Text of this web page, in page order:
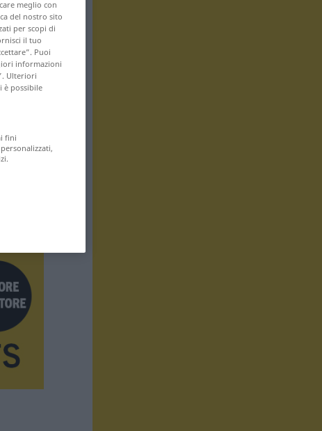
meglio con
del nostro sito
per scopi di
il tuo
Puoi
informazioni
Ulteriori
è possibile
fini